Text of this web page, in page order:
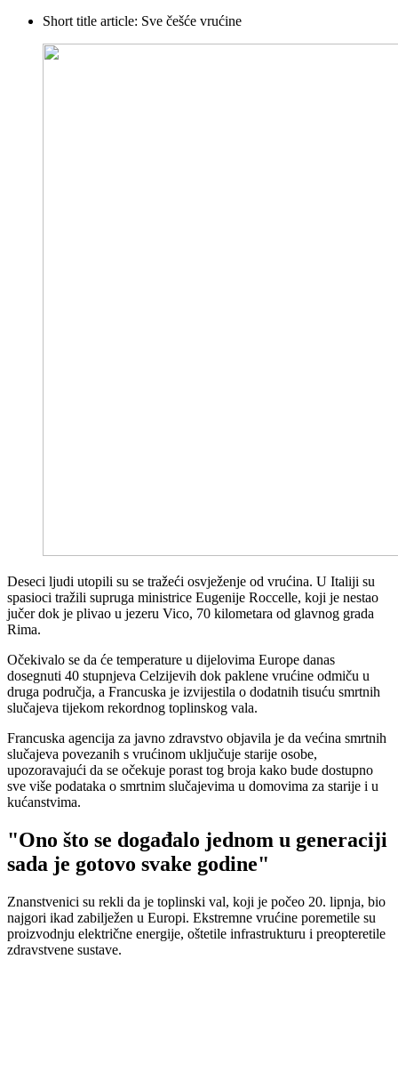
Short title article: Sve češće vrućine
Deseci ljudi utopili su se tražeći osvježenje od vrućina. U Italiji su
spasioci tražili supruga ministrice Eugenije Roccelle, koji je nestao
jučer dok je plivao u jezeru Vico, 70 kilometara od glavnog grada
Rima.
Očekivalo se da će temperature u dijelovima Europe danas
dosegnuti 40 stupnjeva Celzijevih dok paklene vrućine odmiču u
druga područja, a Francuska je izvijestila o dodatnih tisuću smrtnih
slučajeva tijekom rekordnog toplinskog vala.
Francuska agencija za javno zdravstvo objavila je da većina smrtnih
slučajeva povezanih s vrućinom uključuje starije osobe,
upozoravajući da se očekuje porast tog broja kako bude dostupno
sve više podataka o smrtnim slučajevima u domovima za starije i u
kućanstvima.
"Ono što se događalo jednom u generaciji
sada je gotovo svake godine"
Znanstvenici su rekli da je toplinski val, koji je počeo 20. lipnja, bio
najgori ikad zabilježen u Europi. Ekstremne vrućine poremetile su
proizvodnju električne energije, oštetile infrastrukturu i preopteretile
zdravstvene sustave.